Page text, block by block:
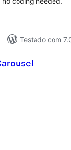
Testado com